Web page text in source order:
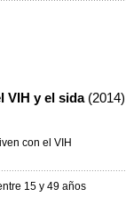
VIH y el sida(2014)
con el VIH
15 y 49 años